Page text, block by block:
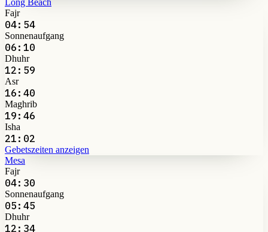
Fajr
04:54
Sonnenaufgang
06:10
Dhuhr
12:59
Asr
16:40
Maghrib
19:46
Isha
21:02
Gebetszeiten anzeigen
Mesa
Fajr
04:30
Sonnenaufgang
05:45
Dhuhr
12:34